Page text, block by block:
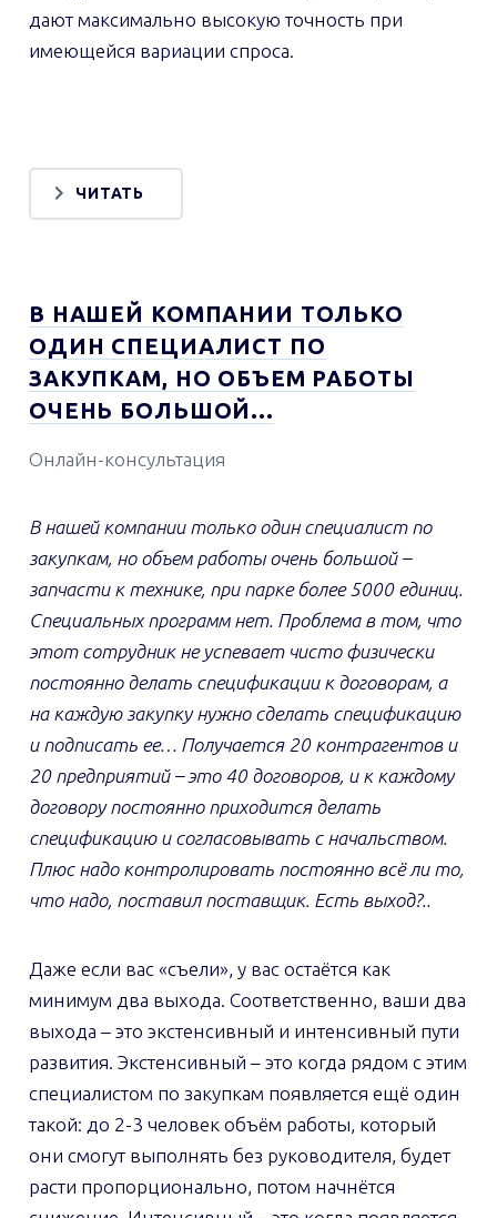
дают максимально высокую точность при
имеющейся вариации спроса.
ЧИТАТЬ
В НАШЕЙ КОМПАНИИ ТОЛЬКО
ОДИН СПЕЦИАЛИСТ ПО
ЗАКУПКАМ, НО ОБЪЕМ РАБОТЫ
ОЧЕНЬ БОЛЬШОЙ...
Онлайн-консультация
В нашей компании только один специалист по
закупкам, но объем работы очень большой –
запчасти к технике, при парке более 5000 единиц.
Специальных программ нет. Проблема в том, что
этот сотрудник не успевает чисто физически
постоянно делать спецификации к договорам, а
на каждую закупку нужно сделать спецификацию
и подписать ее… Получается 20 контрагентов и
20 предприятий – это 40 договоров, и к каждому
договору постоянно приходится делать
спецификацию и согласовывать с начальством.
Плюс надо контролировать постоянно всё ли то,
что надо, поставил поставщик. Есть выход?..
Даже если вас «съели», у вас остаётся как
минимум два выхода. Соответственно, ваши два
выхода – это экстенсивный и интенсивный пути
развития. Экстенсивный – это когда рядом с этим
специалистом по закупкам появляется ещё один
такой: до 2-3 человек объём работы, который
они смогут выполнять без руководителя, будет
расти пропорционально, потом начнётся